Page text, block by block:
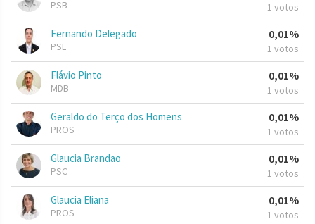
PSB 1 votos
Fernando Delegado
PSL
0,01%
1 votos
Flávio Pinto
MDB
0,01%
1 votos
Geraldo do Terço dos Homens
PROS
0,01%
1 votos
Glaucia Brandao
PSC
0,01%
1 votos
Glaucia Eliana
PROS
0,01%
1 votos